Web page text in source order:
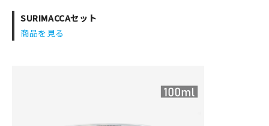
SURIMACCAセット
商品を見る